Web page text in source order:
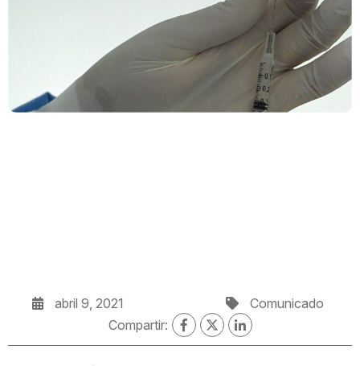
abril 9, 2021
Comunicado
Compartir: